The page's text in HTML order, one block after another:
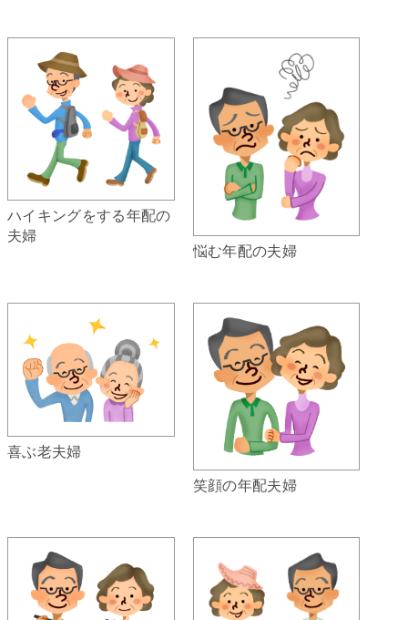
ハイキングをする年配の
夫婦
悩む年配の夫婦
喜ぶ老夫婦
笑顔の年配夫婦